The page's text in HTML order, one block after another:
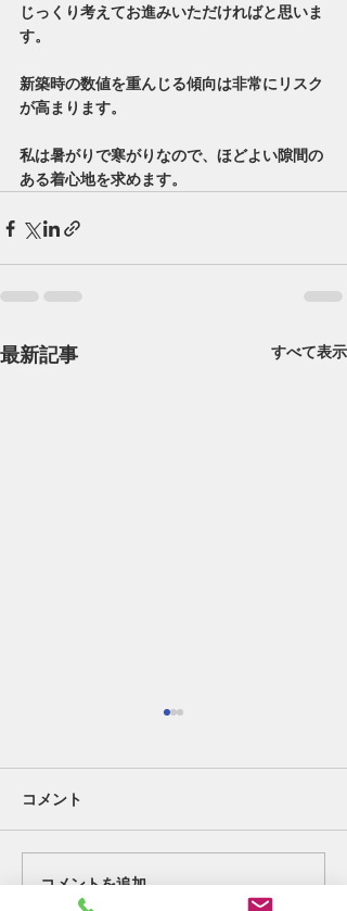
じっくり考えてお進みいただければと思いま
す。
新築時の数値を重んじる傾向は非常にリスク
が高まります。
私は暑がりで寒がりなので、ほどよい隙間の
ある着心地を求めます。
最新記事 すべて表示
好転反応②。
コメント
コメントを追加…